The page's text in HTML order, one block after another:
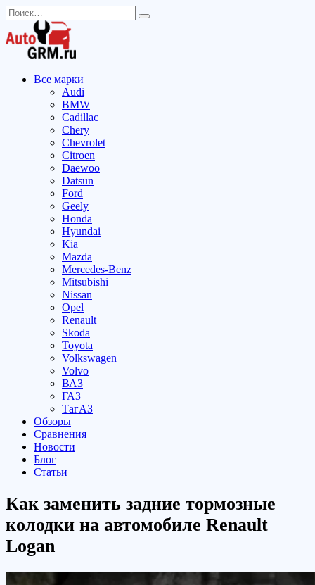
Перейти
к
содержанию
Search
for:
Все марки
Audi
BMW
Cadillac
Chery
Chevrolet
Citroen
Daewoo
Datsun
Ford
Geely
Honda
Hyundai
Kia
Mazda
Mercedes-Benz
Mitsubishi
Nissan
Opel
Renault
Skoda
Toyota
Volkswagen
Volvo
ВАЗ
ГАЗ
ТагАЗ
Обзоры
Сравнения
Новости
Блог
Статьи
Как заменить задние тормозные
колодки на автомобиле Renault
Logan